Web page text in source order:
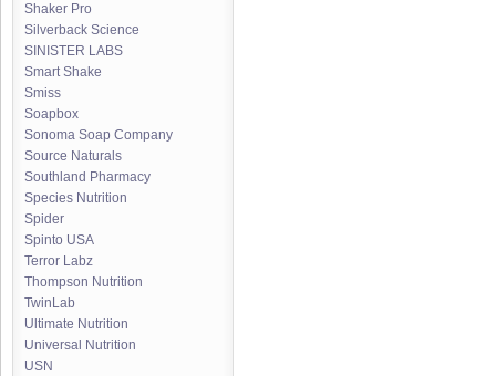
Shaker Pro
Silverback Science
SINISTER LABS
Smart Shake
Smiss
Soapbox
Sonoma Soap Company
Source Naturals
Southland Pharmacy
Species Nutrition
Spider
Spinto USA
Terror Labz
Thompson Nutrition
TwinLab
Ultimate Nutrition
Universal Nutrition
USN